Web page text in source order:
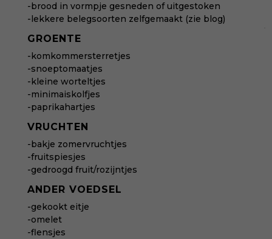
-brood in vormpje gesneden of uitgestoken
-lekkere belegsoorten zelfgemaakt (zie blog)
GROENTE
-komkommersterretjes
-snoeptomaatjes
-kleine worteltjes
-minimaiskolfjes
-paprikahartjes
VRUCHTEN
-bakje zomervruchtjes
-fruitspiesjes
-gedroogd fruit/rozijntjes
ANDER VOEDSEL
-gekookt eitje
-omelet
-flensjes